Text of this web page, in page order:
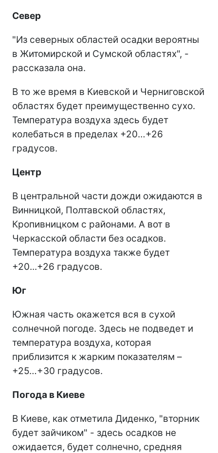
Север
"Из северных областей осадки вероятны
в Житомирской и Сумской областях", -
рассказала она.
В то же время в Киевской и Черниговской
областях будет преимущественно сухо.
Температура воздуха здесь будет
колебаться в пределах +20…+26
градусов.
Центр
В центральной части дожди ожидаются в
Винницкой, Полтавской областях,
Кропивницком с районами. А вот в
Черкасской области без осадков.
Температура воздуха также будет
+20...+26 градусов.
Юг
Южная часть окажется вся в сухой
солнечной погоде. Здесь не подведет и
температура воздуха, которая
приблизится к жарким показателям –
+25…+30 градусов.
Погода в Киеве
В Киеве, как отметила Диденко, "вторник
будет зайчиком" - здесь осадков не
ожидается, будет солнечно, средняя